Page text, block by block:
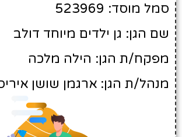
סמל מוסד: 523969
שם הגן: גן ילדים מיוחד דולב
מפקח/ת הגן: הילה מלכה
מנהל/ת הגן: ארגמן שושן איריס